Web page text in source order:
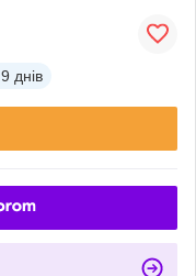
9 днів